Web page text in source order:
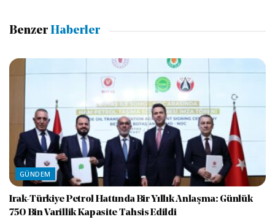
Benzer Haberler
GÜNDEM
Irak-Türkiye Petrol Hattında Bir Yıllık Anlaşma: Günlük
750 Bin Varillik Kapasite Tahsis Edildi